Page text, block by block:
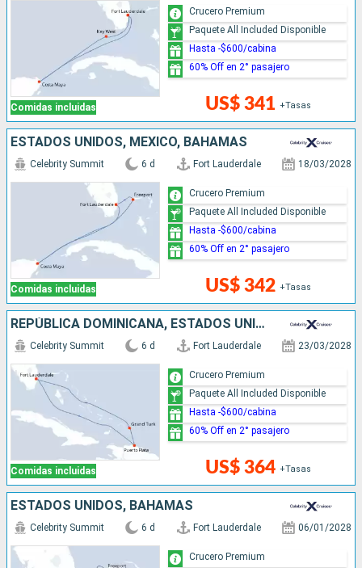
Comidas incluidas US$ 341 +Tasas
Crucero Premium
Paquete All Included Disponible
Hasta -$600/cabina
60% Off en 2° pasajero
ESTADOS UNIDOS, MÉXICO, BAHAMAS
Comidas incluidas
Celebrity Summit 6 d Fort Lauderdale 18/03/2028
US$ 342 +Tasas
Crucero Premium
Paquete All Included Disponible
Hasta -$600/cabina
60% Off en 2° pasajero
REPÚBLICA DOMINICANA, ESTADOS UNIDOS
Comidas incluidas
Celebrity Summit 6 d Fort Lauderdale 23/03/2028
US$ 364 +Tasas
Crucero Premium
Paquete All Included Disponible
Hasta -$600/cabina
60% Off en 2° pasajero
ESTADOS UNIDOS, BAHAMAS
Celebrity Summit 6 d Fort Lauderdale 06/01/2028
Crucero Premium